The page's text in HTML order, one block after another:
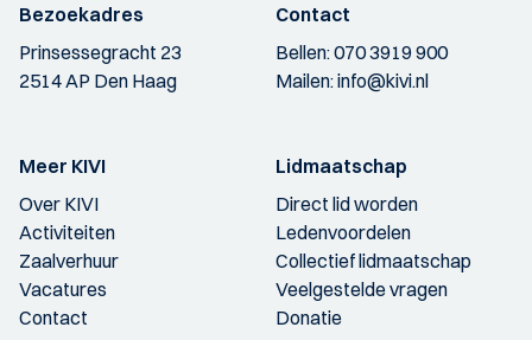
Bezoekadres
Prinsessegracht 23
2514 AP Den Haag
Contact
Bellen:070 3919 900
Mailen:info@kivi.nl
Meer KIVI
Over KIVI
Activiteiten
Zaalverhuur
Vacatures
Contact
Lidmaatschap
Direct lid worden
Ledenvoordelen
Collectief lidmaatschap
Veelgestelde vragen
Donatie